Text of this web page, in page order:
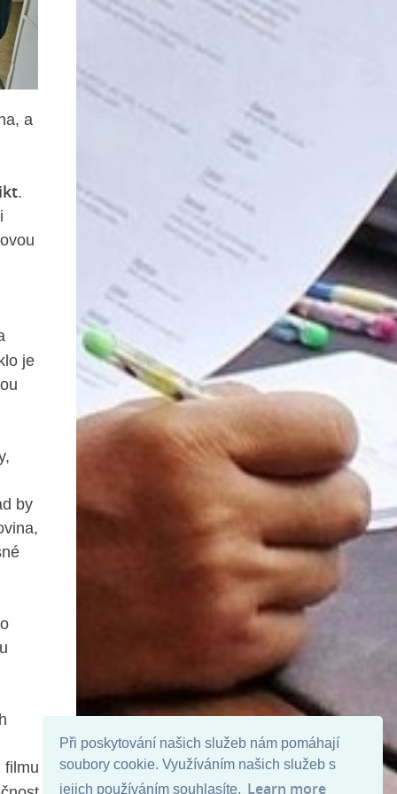
Při poskytování našich služeb nám pomáhají
soubory cookie. Využíváním našich služeb s
jejich používáním souhlasíte. Learn more
a
.
je
by
filmu